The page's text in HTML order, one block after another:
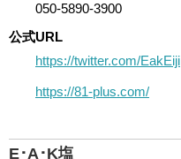
050-5890-3900
公式URL
https://twitter.com/EakEiji
https://81-plus.com/
E･A･K塩